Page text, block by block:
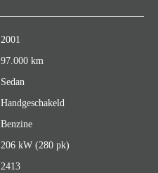
2001
97.000 km
Sedan
Handgeschakeld
Benzine
206 kW (280 pk)
2413